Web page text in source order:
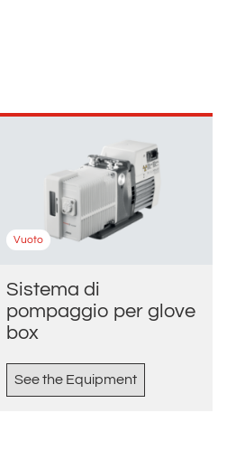
Vuoto
Sistema di
pompaggio per glove
box
See the Equipment